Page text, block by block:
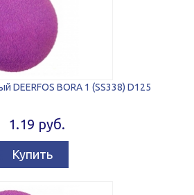
DEERFOS BORA 1 (SS338) D125
1.19 руб.
Купить